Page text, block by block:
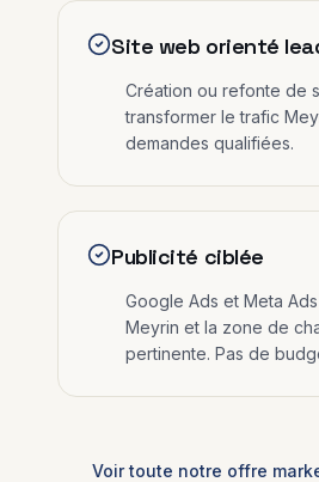
Site web orienté
Création ou refonte de
transformer le trafic
demandes qualifiées.
Publicité ciblée
Google Ads et Meta
Meyrin et la zone de
pertinente. Pas de
Voir toute notre offre